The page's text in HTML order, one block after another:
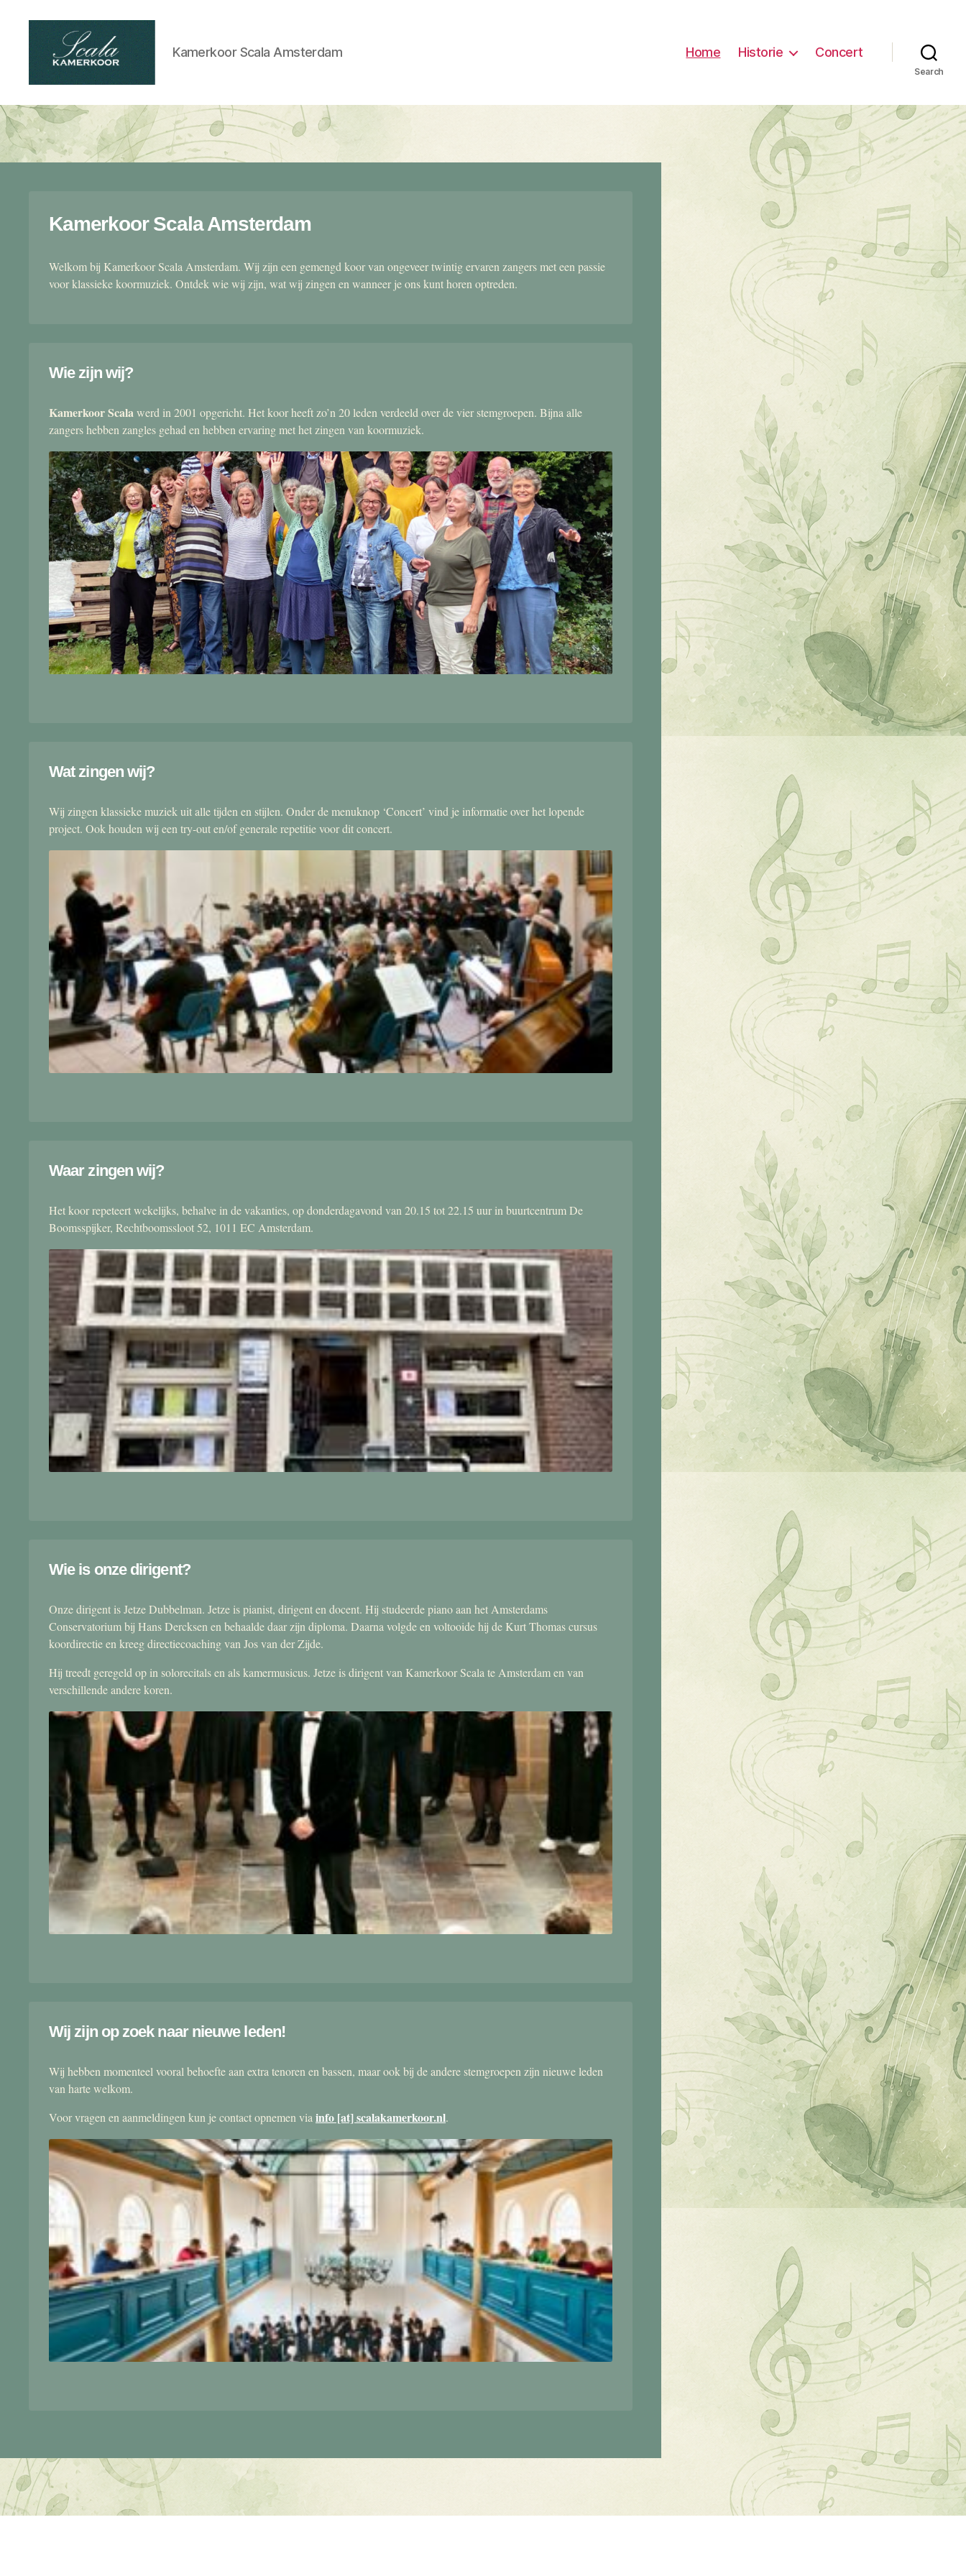
kamerkoor
Kamerkoor Scala Amsterdam Home Historie Concert
Search
Kamerkoor Scala Amsterdam
Welkom bij Kamerkoor Scala Amsterdam. Wij zijn een gemengd koor van ongeveer twintig ervaren zangers met een passie
voor klassieke koormuziek. Ontdek wie wij zijn, wat wij zingen en wanneer je ons kunt horen optreden.
Wie zijn wij?
Kamerkoor Scalawerd in 2001 opgericht. Het koor heeft zo’n 20 leden verdeeld over de vier stemgroepen. Bijna alle
zangers hebben zangles gehad en hebben ervaring met het zingen van koormuziek.
Wat zingen wij?
Wij zingen klassieke muziek uit alle tijden en stijlen. Onder de menuknop ‘Concert’ vind je informatie over het lopende
project. Ook houden wij een try-out en/of generale repetitie voor dit concert.
Waar zingen wij?
Het koor repeteert wekelijks, behalve in de vakanties, op donderdagavond van 20.15 tot 22.15 uur in buurtcentrum De
Boomsspijker, Rechtboomssloot 52, 1011 EC Amsterdam.
Wie is onze dirigent?
Onze dirigent is Jetze Dubbelman. Jetze is pianist, dirigent en docent. Hij studeerde piano aan het Amsterdams
Conservatorium bij Hans Dercksen en behaalde daar zijn diploma. Daarna volgde en voltooide hij de Kurt Thomas cursus
koordirectie en kreeg directiecoaching van Jos van der Zijde.
Hij treedt geregeld op in solorecitals en als kamermusicus. Jetze is dirigent van Kamerkoor Scala te Amsterdam en van
verschillende andere koren.
Wij zijn op zoek naar nieuwe leden!
Wij hebben momenteel vooral behoefte aan extra tenoren en bassen, maar ook bij de andere stemgroepen zijn nieuwe leden
van harte welkom.
Voor vragen en aanmeldingen kun je contact opnemen via info [at] scalakamerkoor.nl.